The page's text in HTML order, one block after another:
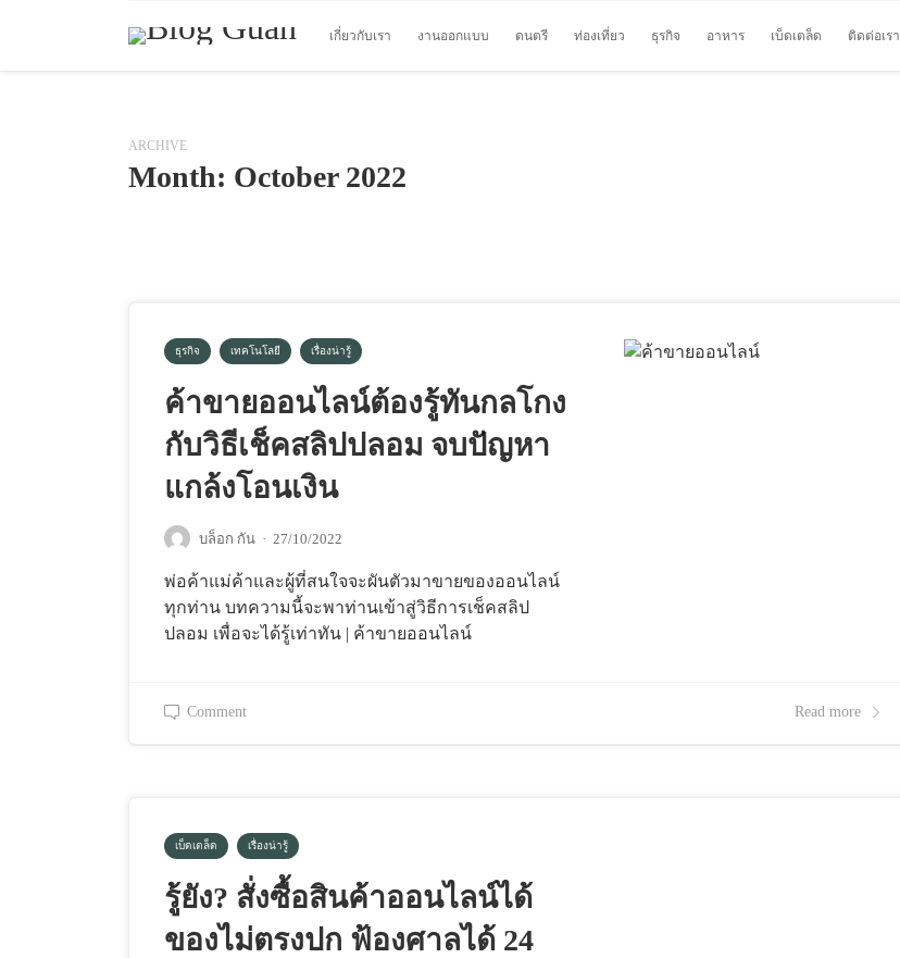
เกี่ยวกับเรา งานออกแบบ ดนตรี ท่องเที่ยว ธุรกิจ อาหาร เบ็ดเตล็ด ติดต่อเรา
ARCHIVE
Month: October 2022
ธุรกิจ เทคโนโลยี เรื่องน่ารู้
ค้าขายออนไลน์ต้องรู้ทันกลโกง
กับวิธีเช็คสลิปปลอม จบปัญหา
แกล้งโอนเงิน
บล็อก กัน · 27/10/2022
พ่อค้าแม่ค้าและผู้ที่สนใจจะผันตัวมาขายของออนไลน์
ทุกท่าน บทความนี้จะพาท่านเข้าสู่วิธีการเช็คสลิป
ปลอม เพื่อจะได้รู้เท่าทัน | ค้าขายออนไลน์
Comment Read more
เบ็ดเตล็ด เรื่องน่ารู้
รู้ยัง? สั่งซื้อสินค้าออนไลน์ได้
ของไม่ตรงปก ฟ้องศาลได้ 24